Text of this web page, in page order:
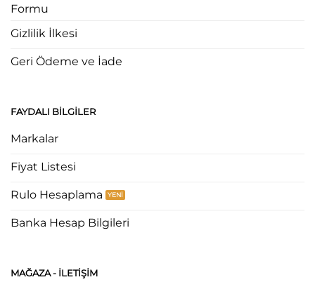
Formu
Gizlilik İlkesi
Geri Ödeme ve İade
FAYDALI BILGILER
Markalar
Fiyat Listesi
Rulo Hesaplama
Banka Hesap Bilgileri
MAĞAZA - ILETIŞIM